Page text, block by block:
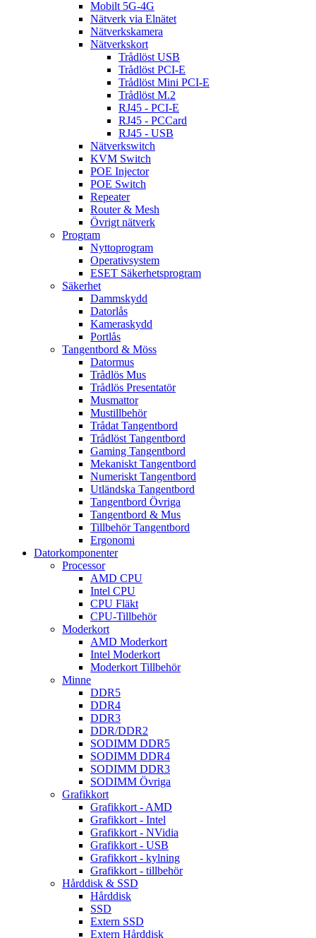
Mobilt 5G-4G
Nätverk via Elnätet
Nätverkskamera
Nätverkskort
Trådlöst USB
Trådlöst PCI-E
Trådlöst Mini PCI-E
Trådlöst M.2
RJ45 - PCI-E
RJ45 - PCCard
RJ45 - USB
Nätverkswitch
KVM Switch
POE Injector
POE Switch
Repeater
Router & Mesh
Övrigt nätverk
Program
Nyttoprogram
Operativsystem
ESET Säkerhetsprogram
Säkerhet
Dammskydd
Datorlås
Kameraskydd
Portlås
Tangentbord & Möss
Datormus
Trådlös Mus
Trådlös Presentatör
Musmattor
Mustillbehör
Trådat Tangentbord
Trådlöst Tangentbord
Gaming Tangentbord
Mekaniskt Tangentbord
Numeriskt Tangentbord
Utländska Tangentbord
Tangentbord Övriga
Tangentbord & Mus
Tillbehör Tangentbord
Ergonomi
Datorkomponenter
Processor
AMD CPU
Intel CPU
CPU Fläkt
CPU-Tillbehör
Moderkort
AMD Moderkort
Intel Moderkort
Moderkort Tillbehör
Minne
DDR5
DDR4
DDR3
DDR/DDR2
SODIMM DDR5
SODIMM DDR4
SODIMM DDR3
SODIMM Övriga
Grafikkort
Grafikkort - AMD
Grafikkort - Intel
Grafikkort - NVidia
Grafikkort - USB
Grafikkort - kylning
Grafikkort - tillbehör
Hårddisk & SSD
Hårddisk
SSD
Extern SSD
Extern Hårddisk